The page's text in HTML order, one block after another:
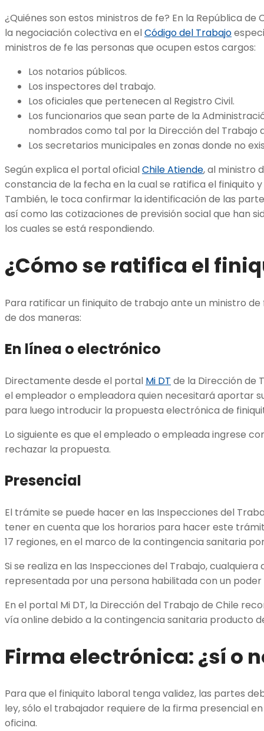
¿Quiénes son estos ministros de fe? En la República de
la negociación colectiva en elCódigo del Trabajo
ministros de fe las personas que ocupen estos cargos:
Los notarios públicos.
Los inspectores del trabajo.
Los oficiales que pertenecen al Registro Civil.
Los funcionarios que sean parte de la
nombrados como tal por la Dirección del Trabajo
Los secretarios municipales en zonas donde no
Según explica el portal oficialChile Atiende, al ministro
constancia de la fecha en la cual se ratifica el finiquito
También, le toca confirmar la identificación de las
así como las cotizaciones de previsión social que han
los cuales se está respondiendo.
¿Cómo se ratifica el
Para ratificar un finiquito de trabajo ante un ministro
de dos maneras:
En línea o electrónico
Directamente desde el portal Mi DT de la Dirección de
el empleador o empleadora quien necesitará aportar
para luego introducir la propuesta electrónica de
Lo siguiente es que el empleado o empleada ingrese
rechazar la propuesta.
Presencial
El trámite se puede hacer en las Inspecciones del
tener en cuenta que los horarios para hacer este
17 regiones, en el marco de la contingencia sanitaria
Si se realiza en las Inspecciones del Trabajo,
representada por una persona habilitada con un
En el portal Mi DT, la Dirección del Trabajo de Chile
vía online debido a la contingencia sanitaria producto
Firma electrónica: ¿sí o
Para que el finiquito laboral tenga validez, las partes
ley, sólo el trabajador requiere de la firma presencial
oficina.